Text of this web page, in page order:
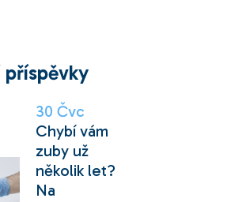
příspěvky
30 Čvc
Chybí vám
zuby už
několik let?
Na